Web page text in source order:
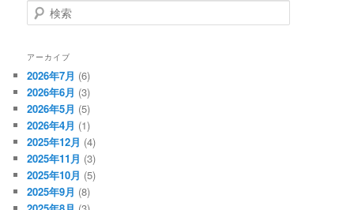
検
索
アーカイブ
2026年7月 (6)
2026年6月 (3)
2026年5月 (5)
2026年4月 (1)
2025年12月 (4)
2025年11月 (3)
2025年10月 (5)
2025年9月 (8)